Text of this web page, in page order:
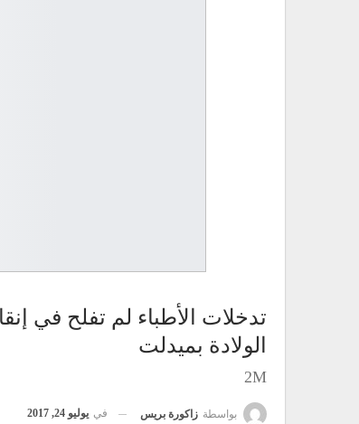
تدخلات الأطباء لم تفلح في
الولادة بميدلت
2M
بواسطة زاكورة بريس في يوليو 24, 2017